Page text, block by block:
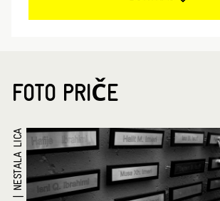
FOTO PRIČE
|
NESTALA LICA